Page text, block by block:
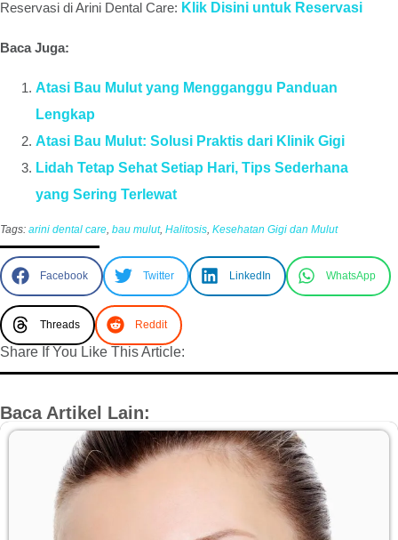
Reservasi di Arini Dental Care: Klik Disini untuk Reservasi
Baca Juga:
Atasi Bau Mulut yang Mengganggu Panduan
Lengkap
Atasi Bau Mulut: Solusi Praktis dari Klinik Gigi
Lidah Tetap Sehat Setiap Hari, Tips Sederhana
yang Sering Terlewat
Tags: arini dental care bau mulut, Halitosis Kesehatan Gigi dan Mulut
Facebook Twitter LinkedIn WhatsApp
Threads Reddit
Share If You Like This Article:
Baca Artikel Lain: